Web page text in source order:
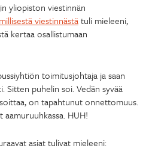
yliopiston viestinnän
viestinnästätuli mieleeni,
kertaa osallistumaan
toimitusjohtaja ja saan
Sitten puhelin soi. Vedän syvää
on tapahtunut onnettomuus.
HUH!
asiat tulivat mieleeni: